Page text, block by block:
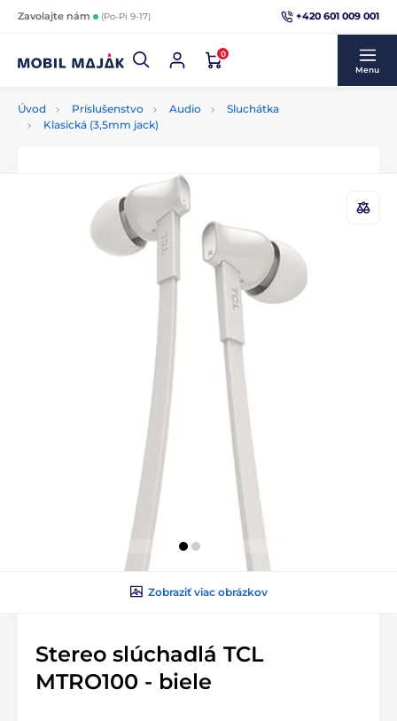
Zavolajte nám (Po-Pi 9-17) +420 601 009 001
0
Menu
Úvod Príslušenstvo Audio
Sluchátka
Klasická (3,5mm jack)
Zobraziť viac obrázkov
Stereo slúchadlá TCL
MTRO100 - biele